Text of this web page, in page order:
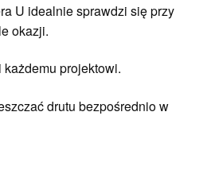
U idealnie sprawdzi się przy
okazji.
projektowi.
drutu bezpośrednio w